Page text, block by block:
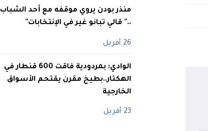
منذر بودن يروي موقفه مع أحد الشباب
.." قالي تبانو غير في الإنتخابات"
26 أفريل
الوادي: بمردودية فاقت 600 قنطار في
الهكتار..بطيخ مقرن يقتحم الأسواق
الخارجية
23 أفريل